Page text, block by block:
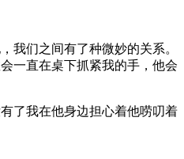
我们之间有了种微妙的关系。
一直在桌下抓紧我的手，他会
了我在他身边担心着他唠叨着